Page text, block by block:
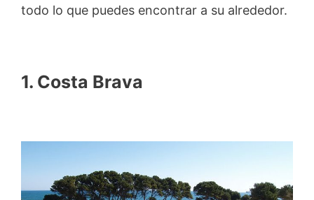
todo lo que puedes encontrar a su alrededor.
1. Costa Brava